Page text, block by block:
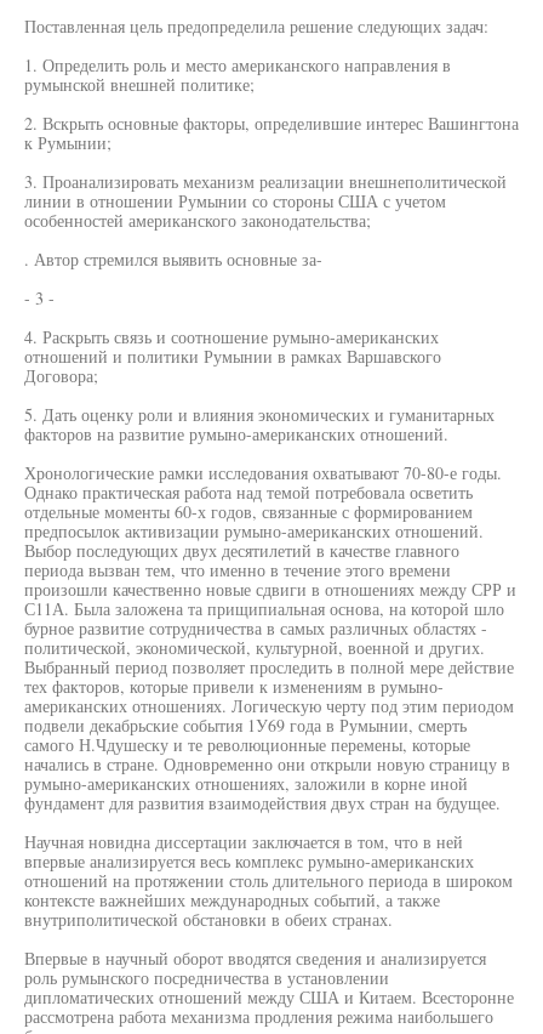
Поставленная цель предопределила решение следующих задач:
1. Определить роль и место американского направления в
румынской внешней политике;
2. Вскрыть основные факторы, определившие интерес Вашингтона
к Румынии;
3. Проанализировать механизм реализации внешнеполитической
линии в отношении Румынии со стороны США с учетом
особенностей американского законодательства;
. Автор стремился выявить основные за-
- 3 -
4. Раскрыть связь и соотношение румыно-американских
отношений и политики Румынии в рамках Варшавского
Договора;
5. Дать оценку роли и влияния экономических и гуманитарных
факторов на развитие румыно-американских отношений.
Хронологические рамки исследования охватывают 70-80-е годы.
Однако практическая работа над темой потребовала осветить
отдельные моменты 60-х годов, связанные с формированием
предпосылок активизации румыно-американских отношений.
Выбор последующих двух десятилетий в качестве главного
периода вызван тем, что именно в течение этого времени
произошли качественно новые сдвиги в отношениях между СРР и
С11А. Была заложена та прищипиальная основа, на которой шло
бурное развитие сотрудничества в самых различных областях -
политической, экономической, культурной, военной и других.
Выбранный период позволяет проследить в полной мере действие
тех факторов, которые привели к изменениям в румыно-
американских отношениях. Логическую черту под этим периодом
подвели декабрьские события 1У69 года в Румынии, смерть
самого Н.Чдушеску и те революционные перемены, которые
начались в стране. Одновременно они открыли новую страницу в
румыно-американских отношениях, заложили в корне иной
фундамент для развития взаимодействия двух стран на будущее.
Научная новидна диссертации заключается в том, что в ней
впервые анализируется весь комплекс румыно-американских
отношений на протяжении столь длительного периода в широком
контексте важнейших международных событий, а также
внутриполитической обстановки в обеих странах.
Впервые в научный оборот вводятся сведения и анализируется
роль румынского посредничества в установлении
дипломатических отношений между США и Китаем. Всесторонне
рассмотрена работа механизма продления режима наибольшего